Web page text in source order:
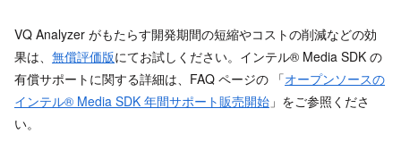
VQ Analyzer がもたらす開発期間の短縮やコストの削減などの効
果は、 無償評価版にてお試しください。インテル® Media SDK の
有償サポートに関する詳細は、FAQ ページの 「オープンソースの
インテル® Media SDK 年間サポート販売開始 」をご参照くださ
い。